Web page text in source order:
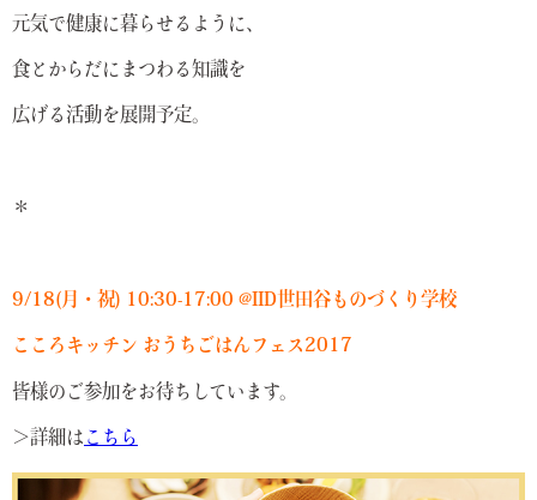
元気で健康に暮らせるように、
食とからだにまつわる知識を
広げる活動を展開予定。
＊
9/18(月・祝) 10:30-17:00 @IID世田谷ものづくり学校
こころキッチン おうちごはんフェス2017
皆様のご参加をお待ちしています。
＞詳細は こちら